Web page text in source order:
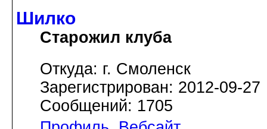
Шилко
Старожил клуба
Откуда: г. Смоленск
Зарегистрирован: 2012-09-27
Сообщений: 1705